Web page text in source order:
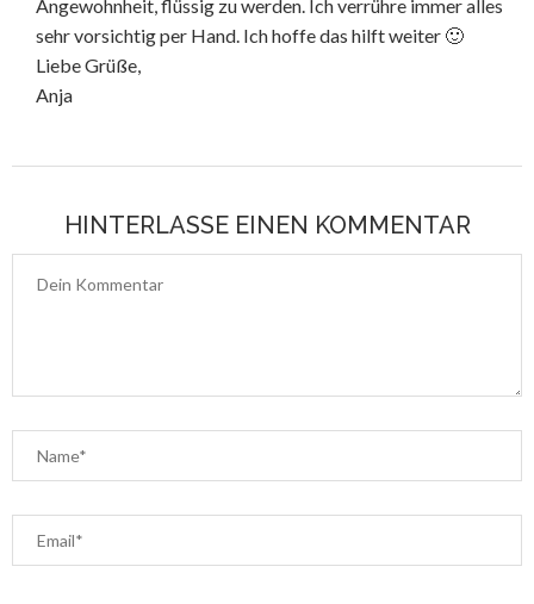
Angewohnheit, flüssig zu werden. Ich verrühre immer alles
sehr vorsichtig per Hand. Ich hoffe das hilft weiter 🙂
Liebe Grüße,
Anja
HINTERLASSE EINEN KOMMENTAR